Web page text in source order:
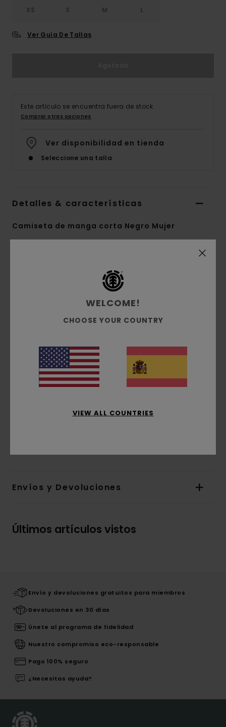
XS S M L
Ver Guía De Tallas
Este artículo se encuentra fuera de stock.
Comprar otras opciones
Ver disponibilidad en tienda
Seleccione una talla
Detalles & características
Camiseta de manga corta Negro Mujer
colección Mainline
orgánico [180 g/m2]
Cuello:Cuello redondo
Mangas:manga corta
Marca:estampado de base agua en las
partes delantera y trasera
Envíos y Devoluciones
Últimos artículos vistos
Envío y devoluciones gratuitos para miembros
Devoluciones en 30 días
Únete al programa de fidelidad
Nuestro compromiso eco-responsable
Pago 100% seguro
¿Necesitas ayuda?
WELCOME!
CHOOSE YOUR COUNTRY
VIEW ALL COUNTRIES